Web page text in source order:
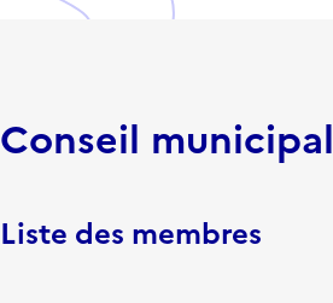
Conseil municipal
Liste des membres